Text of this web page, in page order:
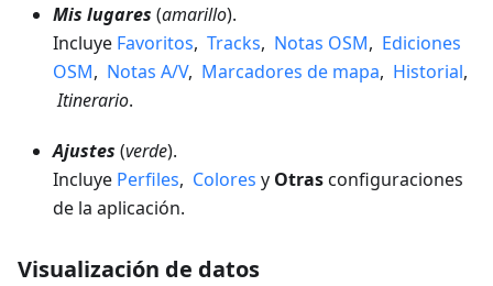
Mis lugares (amarillo).
Incluye Favoritos, Tracks, Notas OSM, Ediciones
OSM, Notas A/V, Marcadores de mapa, Historial,
Itinerario.
Ajustes (verde).
Incluye Perfiles, Colores y Otrasconfiguraciones
de la aplicación.
Visualización de datos